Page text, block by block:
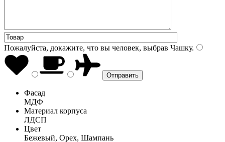
Пожалуйста, докажите, что вы человек, выбрав Чашку.
Фасад
МДФ
Материал корпуса
ЛДСП
Цвет
Бежевый, Орех, Шампань